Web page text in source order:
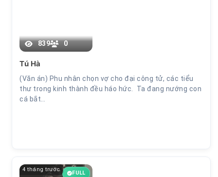
839 0
Tú Hà
(Văn án) Phu nhân chọn vợ cho đại công tử, các tiểu
thư trong kinh thành đều háo hức. Ta đang nướng con
cá bắt…
4 tháng trước
FULL